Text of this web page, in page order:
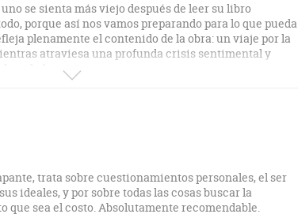
se sienta más viejo después de leer su libro
porque así nos vamos preparando para lo que pueda
plenamente el contenido de la obra: un viaje por la
atraviesa una profunda crisis sentimental y
primera persona.
trata sobre cuestionamientos personales, el ser
ideales, y por sobre todas las cosas buscar la
que sea el costo. Absolutamente recomendable.